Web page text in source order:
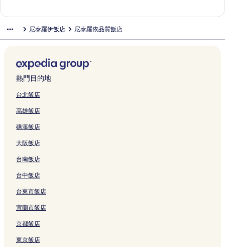
e
R
i
o
d
J
n
e
i
r
的
結
結
的
連
H
e
l
的
連
的
o
u
m
o
n
的
結
ó
y
A
t
l
n
i
c
a
的
結
o
l
的
連
結
a
結
p
a
b
a
n
的
結
H
e
l
的
連
a
a
m
e
n
o
h
a
n
g
連
i
s
i
g
n
o
e
l
的
連
d
V
a
r
e
a
連
結
i
o
t
e
l
連
H
e
l
的
連
I
i
p
u
的
結
a
n
a
s
d
I
a
i
p
u
連
n
結
尼泰羅伊飯店 尼泰羅依品質飯店
熱門目的地
台北飯店
高雄飯店
礁溪飯店
大阪飯店
台南飯店
台中飯店
台東市飯店
宜蘭市飯店
京都飯店
東京飯店